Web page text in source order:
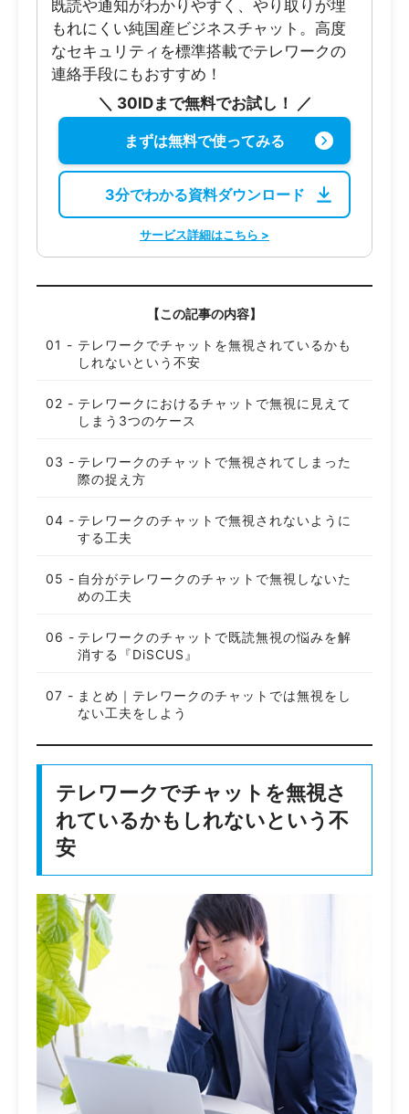
既読や通知がわかりやすく、やり取りが埋
もれにくい純国産ビジネスチャット。高度
なセキュリティを標準搭載でテレワークの
連絡手段にもおすすめ！
＼ 30IDまで無料でお試し！ ／
まずは無料で使ってみる
3分でわかる資料ダウンロード
サービス詳細はこちら >
【この記事の内容】
テレワークでチャットを無視されているかも
しれないという不安
テレワークにおけるチャットで無視に見えて
しまう3つのケース
テレワークのチャットで無視されてしまった
際の捉え方
テレワークのチャットで無視されないように
する工夫
自分がテレワークのチャットで無視しないた
めの工夫
テレワークのチャットで既読無視の悩みを解
消する『DiSCUS』
まとめ｜テレワークのチャットでは無視をし
ない工夫をしよう
テレワークでチャットを無視さ
れているかもしれないという不
安